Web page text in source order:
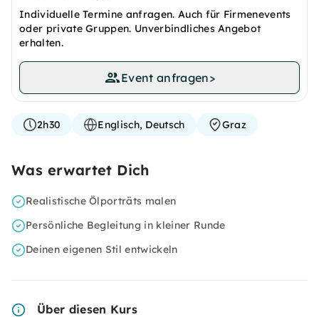
Individuelle Termine anfragen. Auch für Firmenevents
oder private Gruppen. Unverbindliches Angebot
erhalten.
Event anfragen>
2h30 Englisch, Deutsch Graz
Was erwartet Dich
Realistische Ölporträts malen
Persönliche Begleitung in kleiner Runde
Deinen eigenen Stil entwickeln
Über diesen Kurs